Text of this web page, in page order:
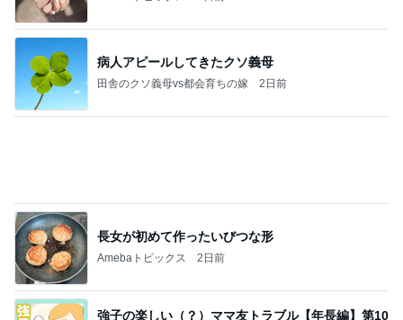
高校生Dヲタ Ꭰ-ᎮꭵꭹꭴのDisneyにっき！！✎ܚ 14日前
もっと早く来ればよかった島の銘菓
Amebaトピックス